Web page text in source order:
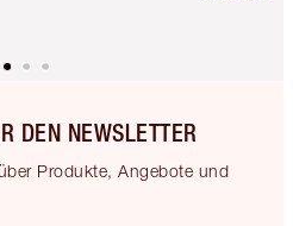
DEN NEWSLETTER
Produkte, Angebote und